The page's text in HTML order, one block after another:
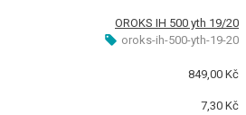
OROKS IH 500 yth 19/20
oroks-ih-500-yth-19-20
849,00 Kč
7,30 Kč